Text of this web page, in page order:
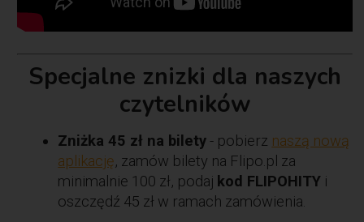
Specjalne znizki dla naszych
czytelników
Zniżka 45 zł na bilety - pobierz naszą nową
aplikację, zamów bilety na Flipo.pl za
minimalnie 100 zł, podaj kod FLIPOHITY i
oszczędź 45 zł w ramach zamówienia.